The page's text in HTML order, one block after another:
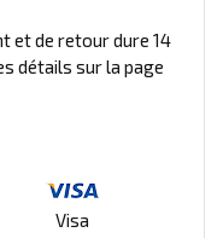
et de retour dure 14
détails sur la page
Visa